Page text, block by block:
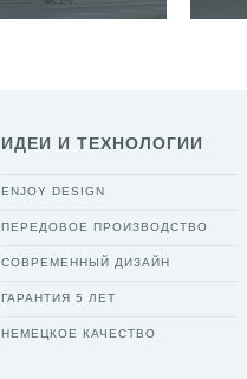
ИДЕИ И ТЕХНОЛОГИИ
ENJOY DESIGN
ПЕРЕДОВОЕ ПРОИЗВОДСТВО
СОВРЕМЕННЫЙ ДИЗАЙН
ГАРАНТИЯ 5 ЛЕТ
НЕМЕЦКОЕ КАЧЕСТВО